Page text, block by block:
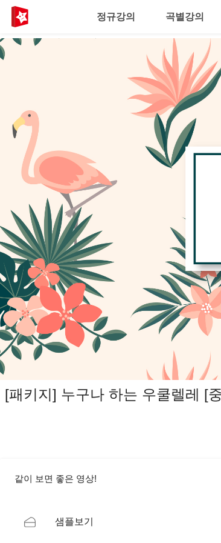
정규강의 곡별강의
[패키지] 누구나 하는 우쿨렐레 [
같이 보면 좋은 영상!
샘플보기